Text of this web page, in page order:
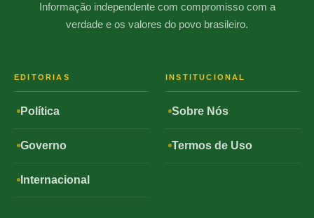
Informação independente com compromisso com a
verdade e os valores do povo brasileiro.
EDITORIAS
Política
Governo
Internacional
INSTITUCIONAL
Sobre Nós
Termos de Uso